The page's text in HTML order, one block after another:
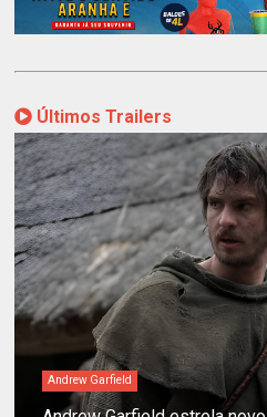
Últimos Trailers
Andrew Garfield